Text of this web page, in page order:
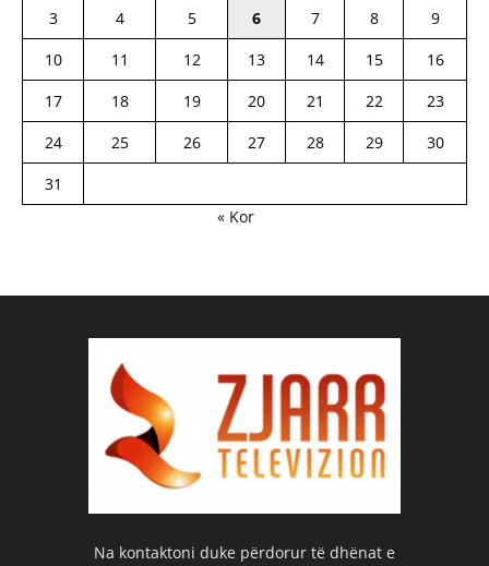
3
4 5 6 7 8
9
10
11 12 13 14 15
16
17
18 19 20 21 22
23
24
25 26 27 28 29
30
31
« Kor
Na kontaktoni duke përdorur të dhënat e